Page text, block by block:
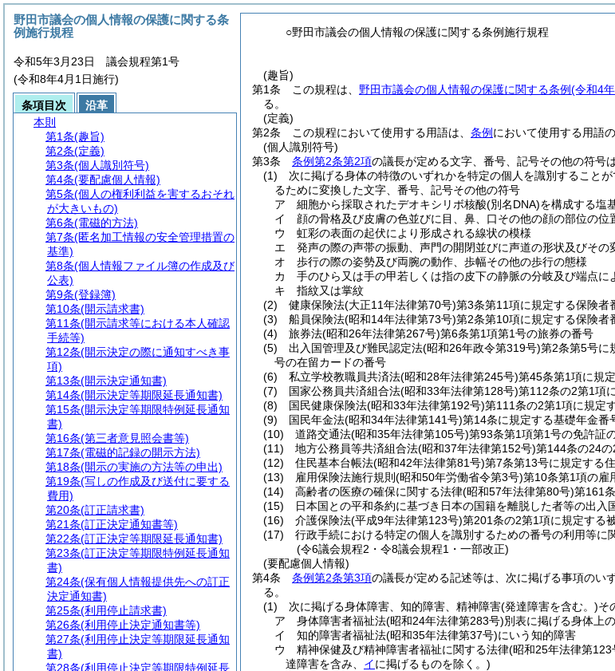
○野田市議会の個人情報の保護に関する条例施行規程
(趣旨)
第1条
この規程は、 野田市議会の個人情報の保護に関する条例(令和4
る。
(定義)
第2条
この規程において使用する用語は、 条例 において使用する用語の
(個人識別符号)
第3条
条例第2条第2項の議長が定める文字、番号、記号その他の符号
(1)
次に掲げる身体の特徴のいずれかを特定の個人を識別すること
るために変換した文字、番号、記号その他の符号
ア
細胞から採取されたデオキシリボ核酸(別名DNA)を構成する塩
イ
顔の骨格及び皮膚の色並びに目、鼻、口その他の顔の部位の位
ウ
虹彩の表面の起伏により形成される線状の模様
エ
発声の際の声帯の振動、声門の開閉並びに声道の形状及びその
オ
歩行の際の姿勢及び両腕の動作、歩幅その他の歩行の態様
カ
手のひら又は手の甲若しくは指の皮下の静脈の分岐及び端点に
キ
指紋又は掌紋
(2)
健康保険法(大正11年法律第70号)第3条第11項に規定する保険者
(3)
船員保険法(昭和14年法律第73号)第2条第10項に規定する保険者
(4)
旅券法(昭和26年法律第267号)第6条第1項第1号の旅券の番号
(5)
出入国管理及び難民認定法(昭和26年政令第319号)第2条第5号に
号の在留カードの番号
(6)
私立学校教職員共済法(昭和28年法律第245号)第45条第1項に規
(7)
国家公務員共済組合法(昭和33年法律第128号)第112条の2第1項
(8)
国民健康保険法(昭和33年法律第192号)第111条の2第1項に規定
(9)
国民年金法(昭和34年法律第141号)第14条に規定する基礎年金番
(10)
道路交通法(昭和35年法律第105号)第93条第1項第1号の免許証
(11)
地方公務員等共済組合法(昭和37年法律第152号)第144条の24
(12)
住民基本台帳法(昭和42年法律第81号)第7条第13号に規定する
(13)
雇用保険法施行規則 (昭和50年労働省令第3号)第10条第1項の雇
(14)
高齢者の医療の確保に関する法律(昭和57年法律第80号)第161
(15)
日本国との平和条約に基づき日本の国籍を離脱した者等の出入
(16)
介護保険法(平成9年法律第123号)第201条の2第1項に規定する
(17)
行政手続における特定の個人を識別するための番号の利用等に
(令6議会規程2・令8議会規程1・一部改正)
(要配慮個人情報)
第4条
条例第2条第3項の議長が定める記述等は、次に掲げる事項のい
る。
(1)
次に掲げる身体障害、知的障害、精神障害(発達障害を含む。)そ
ア
身体障害者福祉法(昭和24年法律第283号)別表に掲げる身体上
イ
知的障害者福祉法(昭和35年法律第37号)にいう知的障害
ウ
精神保健及び精神障害者福祉に関する法律(昭和25年法律第123
達障害を含み、 イに掲げるものを除く。)
野田市議会の個人情報の保護に関する条
例施行規程
令和5年3月23日 議会規程第1号
(令和8年4月1日施行)
条項目次
沿革
本則
第1条(趣旨)
第2条(定義)
第3条(個人識別符号)
第4条(要配慮個人情報)
第5条(個人の権利利益を害するおそれ
が大きいもの)
第6条(電磁的方法)
第7条(匿名加工情報の安全管理措置の
基準)
第8条(個人情報ファイル簿の作成及び
公表)
第9条(登録簿)
第10条(開示請求書)
第11条(開示請求等における本人確認
手続等)
第12条(開示決定の際に通知すべき事
項)
第13条(開示決定通知書)
第14条(開示決定等期限延長通知書)
第15条(開示決定等期限特例延長通知
書)
第16条(第三者意見照会書等)
第17条(電磁的記録の開示方法)
第18条(開示の実施の方法等の申出)
第19条(写しの作成及び送付に要する
費用)
第20条(訂正請求書)
第21条(訂正決定通知書等)
第22条(訂正決定等期限延長通知書)
第23条(訂正決定等期限特例延長通知
書)
第24条(保有個人情報提供先への訂正
決定通知書)
第25条(利用停止請求書)
第26条(利用停止決定通知書等)
第27条(利用停止決定等期限延長通知
書)
第28条(利用停止決定等期限特例延長